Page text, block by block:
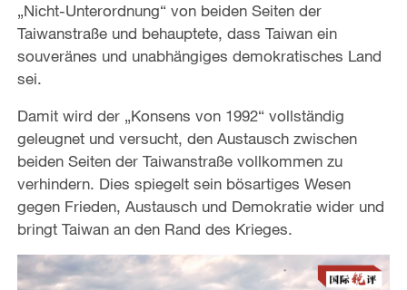
„Nicht-Unterordnung“ von beiden Seiten der
Taiwanstraße und behauptete, dass Taiwan ein
souveränes und unabhängiges demokratisches Land
sei.
Damit wird der „Konsens von 1992“ vollständig
geleugnet und versucht, den Austausch zwischen
beiden Seiten der Taiwanstraße vollkommen zu
verhindern. Dies spiegelt sein bösartiges Wesen
gegen Frieden, Austausch und Demokratie wider und
bringt Taiwan an den Rand des Krieges.